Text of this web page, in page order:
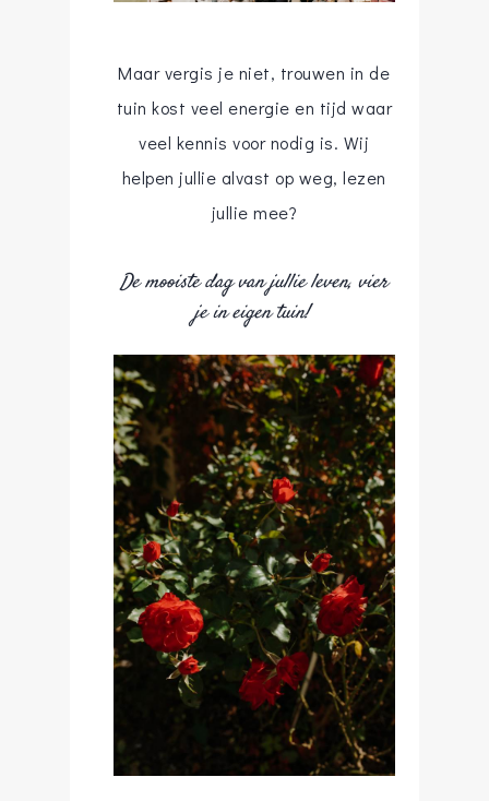
Maar vergis je niet, trouwen in de
tuin kost veel energie en tijd waar
veel kennis voor nodig is. Wij
helpen jullie alvast op weg, lezen
jullie mee?
De mooiste dag van jullie leven, vier
je in eigen tuin!